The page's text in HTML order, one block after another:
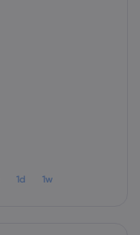
1d 1w